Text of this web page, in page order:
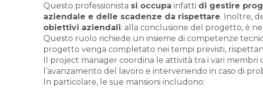
Questo professionista si occupa infatti di gestire
aziendale e delle scadenze da rispettare. Inoltre,
obiettivi aziendali: alla conclusione del progetto, è
Questo ruolo richiede un insieme di competenze
progetto venga completato nei tempi previsti,
Il project manager coordina le attività tra i vari membri
l’avanzamento del lavoro e intervenendo in caso di
In particolare, le sue mansioni includono: